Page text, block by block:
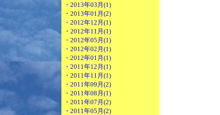
・2013年03月(1)
・2013年01月(2)
・2012年12月(1)
・2012年11月(1)
・2012年05月(1)
・2012年02月(1)
・2012年01月(1)
・2011年12月(1)
・2011年11月(1)
・2011年09月(2)
・2011年08月(1)
・2011年07月(2)
・2011年05月(2)